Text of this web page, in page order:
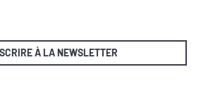
À LA NEWSLETTER